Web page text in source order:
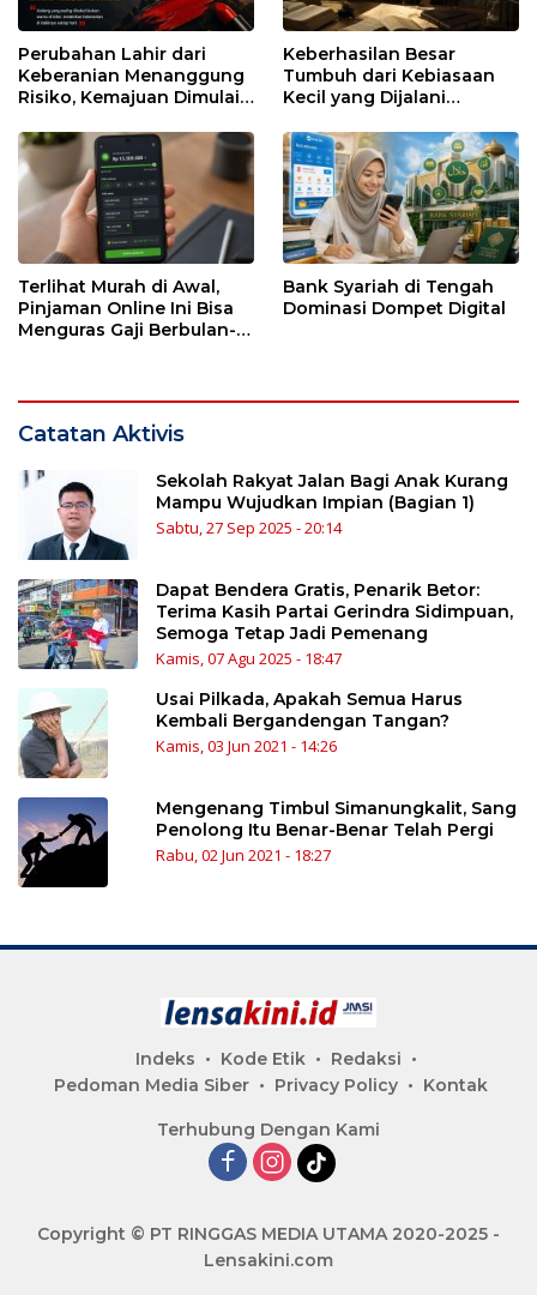
Perubahan Lahir dari
Keberanian Menanggung
Risiko, Kemajuan Dimulai
Keberhasilan Besar
Tumbuh dari Kebiasaan
Kecil yang Dijalani
Terlihat Murah di Awal,
Pinjaman Online Ini Bisa
Menguras Gaji Berbulan-
Bank Syariah di Tengah
Dominasi Dompet Digital
Catatan Aktivis
Sekolah Rakyat Jalan Bagi Anak Kurang
Mampu Wujudkan Impian (Bagian 1)
Sabtu, 27 Sep 2025 - 20:14
Dapat Bendera Gratis, Penarik Betor:
Terima Kasih Partai Gerindra Sidimpuan,
Semoga Tetap Jadi Pemenang
Kamis, 07 Agu 2025 - 18:47
Usai Pilkada, Apakah Semua Harus
Kembali Bergandengan Tangan?
Kamis, 03 Jun 2021 - 14:26
Mengenang Timbul Simanungkalit, Sang
Penolong Itu Benar-Benar Telah Pergi
Rabu, 02 Jun 2021 - 18:27
Indeks Kode Etik
Redaksi
Pedoman Media Siber
Privacy Policy Kontak
Terhubung Dengan Kami
Copyright © PT RINGGAS MEDIA UTAMA 2020-2025 -
Lensakini.com